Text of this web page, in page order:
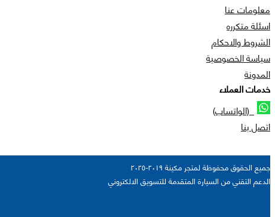
معلومات عنا
اسئلة متكرره
الشروط والاحكام
سياسة الخصوصية
المدونة
خدمات العملاء
(الواتساب)
اتصل بنا
جميع الحقوق محفوظة لمتجر مكينة ٢٠١٩-٢٠٢٥
الدعم التقني من السيارة المتقدمة للتسويق الالكتروني